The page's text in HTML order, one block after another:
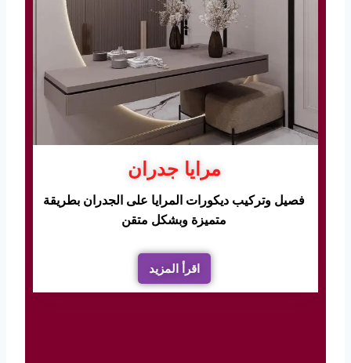
مرايا جدران
فصيل وتركيب ديكورات المرايا على الجدران بطريقة
متميزة وبشكل متقن
اقرأ المزيد